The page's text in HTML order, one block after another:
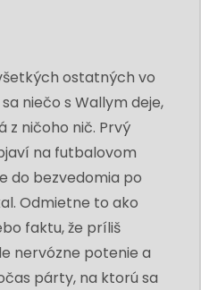
ostatných vo
niečo s Wallym deje,
z ničoho nič. Prvý
na futbalovom
do bezvedomia po
Odmietne to ako
faktu, že príliš
nervózne potenie a
párty, na ktorú sa